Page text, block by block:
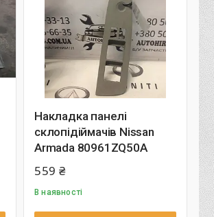
Накладка панелі
склопідіймачів Nissan
Armada 80961ZQ50A
559 ₴
В наявності